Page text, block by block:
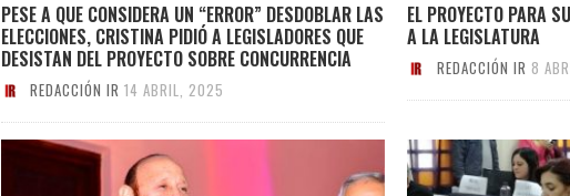
PESE A QUE CONSIDERA UN “ERROR” DESDOBLAR LAS
ELECCIONES, CRISTINA PIDIÓ A LEGISLADORES QUE
DESISTAN DEL PROYECTO SOBRE CONCURRENCIA
REDACCIÓN IR 14 ABRIL, 2025
EL PROYECTO PARA
A LA LEGISLATURA
REDACCIÓN IR 8